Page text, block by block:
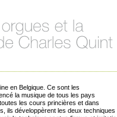
en Belgique. Ce sont les
la musique de tous les pays
les cours princières et dans
ils développèrent les deux techniques